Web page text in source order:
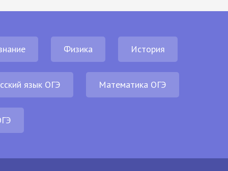
Физика История
язык ОГЭ Математика ОГЭ